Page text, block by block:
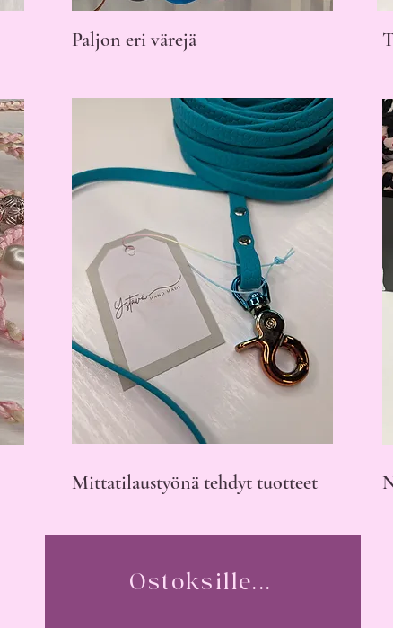
Paljon eri värejä
Mittatilaustyönä tehdyt tuotteet
Ostoksille...